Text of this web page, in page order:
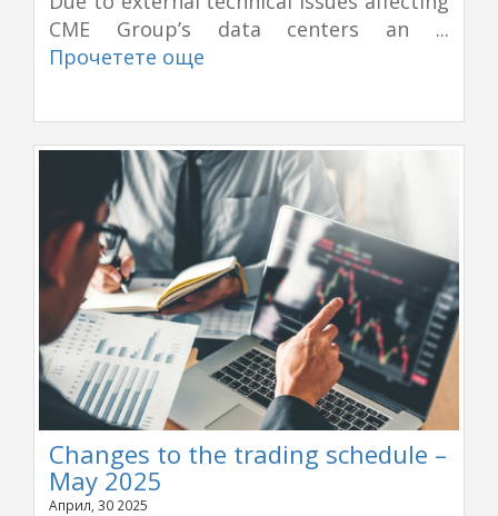
CME Group’s data centers an ...
Прочетете още
Changes to the trading schedule –
May 2025
Април, 30 2025